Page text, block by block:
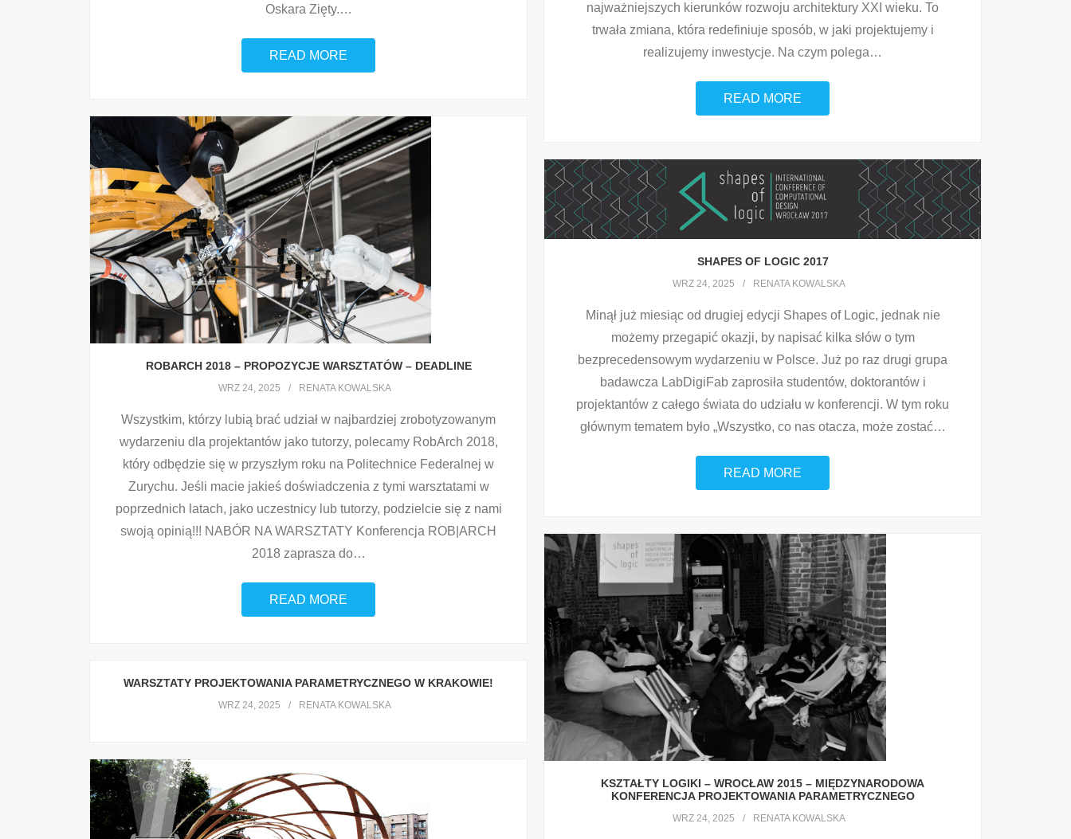
najważniejszych kierunków rozwoju architektury XXI wieku. To
trwała zmiana, która redefiniuje sposób, w jaki projektujemy i
realizujemy inwestycje. Na czym polega…
READ MORE
Oskara Zięty.…
READ MORE
ROBARCH 2018 – PROPOZYCJE WARSZTATÓW – DEADLINE
WRZ 24, 2025 RENATA KOWALSKA
Wszystkim, którzy lubią brać udział w najbardziej zrobotyzowanym
wydarzeniu dla projektantów jako tutorzy, polecamy RobArch 2018,
który odbędzie się w przyszłym roku na Politechnice Federalnej w
Zurychu. Jeśli macie jakieś doświadczenia z tymi warsztatami w
poprzednich latach, jako uczestnicy lub tutorzy, podzielcie się z nami
swoją opinią!!! NABÓR NA WARSZTATY Konferencja ROB|ARCH
2018 zaprasza do…
READ MORE
SHAPES OF LOGIC 2017
WRZ 24, 2025 RENATA KOWALSKA
Minął już miesiąc od drugiej edycji Shapes of Logic, jednak nie
możemy przegapić okazji, by napisać kilka słów o tym
bezprecedensowym wydarzeniu w Polsce. Już po raz drugi grupa
badawcza LabDigiFab zaprosiła studentów, doktorantów i
projektantów z całego świata do udziału w konferencji. W tym roku
głównym tematem było „Wszystko, co nas otacza, może zostać…
READ MORE
KSZTAŁTY LOGIKI – WROCŁAW 2015 – MIĘDZYNARODOWA
KONFERENCJA PROJEKTOWANIA PARAMETRYCZNEGO
WRZ 24, 2025 RENATA KOWALSKA
WARSZTATY PROJEKTOWANIA PARAMETRYCZNEGO W KRAKOWIE!
WRZ 24, 2025 RENATA KOWALSKA